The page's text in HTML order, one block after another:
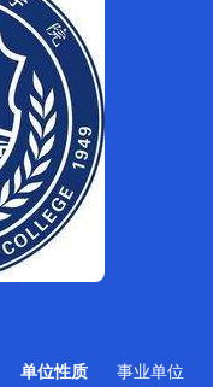
单位性质
事业单位